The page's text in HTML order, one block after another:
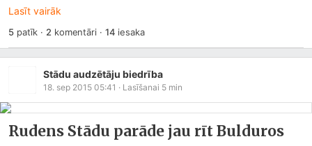
Lasīt vairāk
5patīk · 2 komentāri · 14 iesaka
Stādu audzētāju biedrība
18. sep 2015 05:41 · Lasīšanai 5 min
Rudens Stādu parāde jau rīt Bulduros